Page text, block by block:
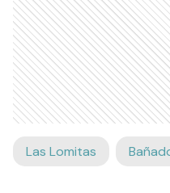
Las Lomitas